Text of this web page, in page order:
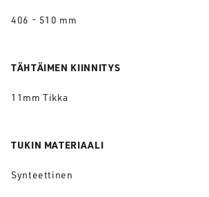
406 - 510 mm
TÄHTÄIMEN KIINNITYS
11mm Tikka
TUKIN MATERIAALI
Synteettinen